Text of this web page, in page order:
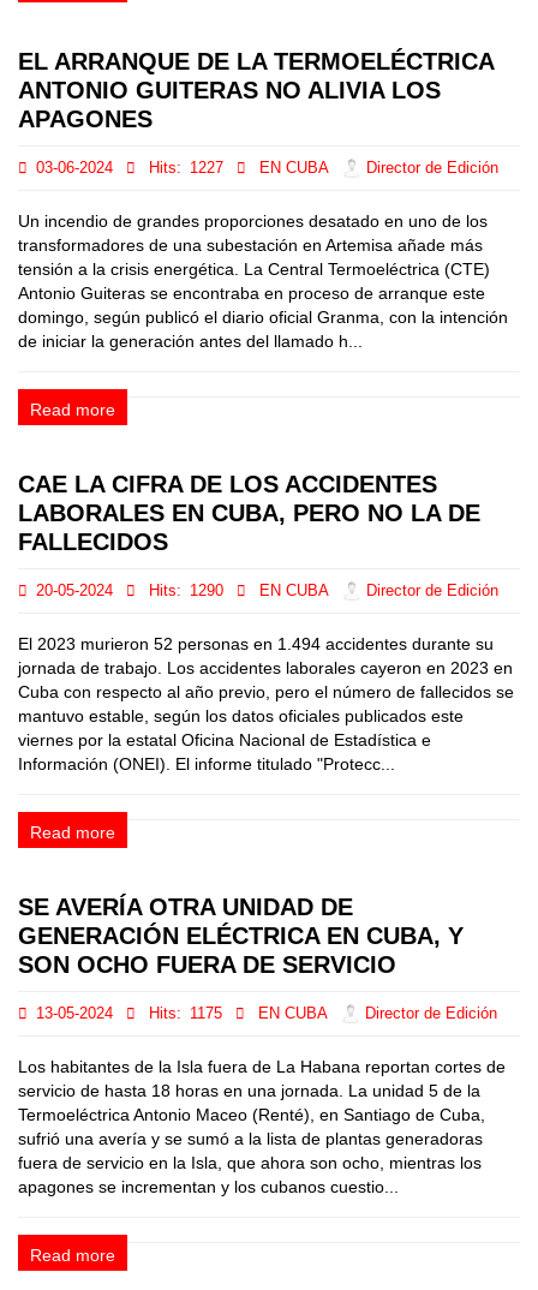
EL ARRANQUE DE LA TERMOELÉCTRICA
ANTONIO GUITERAS NO ALIVIA LOS
APAGONES
03-06-2024 Hits: 1227 EN CUBA Director de Edición
Un incendio de grandes proporciones desatado en uno de los
transformadores de una subestación en Artemisa añade más
tensión a la crisis energética. La Central Termoeléctrica (CTE)
Antonio Guiteras se encontraba en proceso de arranque este
domingo, según publicó el diario oficial Granma, con la intención
de iniciar la generación antes del llamado h...
Read more
CAE LA CIFRA DE LOS ACCIDENTES
LABORALES EN CUBA, PERO NO LA DE
FALLECIDOS
20-05-2024 Hits: 1290 EN CUBA Director de Edición
El 2023 murieron 52 personas en 1.494 accidentes durante su
jornada de trabajo. Los accidentes laborales cayeron en 2023 en
Cuba con respecto al año previo, pero el número de fallecidos se
mantuvo estable, según los datos oficiales publicados este
viernes por la estatal Oficina Nacional de Estadística e
Información (ONEI). El informe titulado "Protecc...
Read more
SE AVERÍA OTRA UNIDAD DE
GENERACIÓN ELÉCTRICA EN CUBA, Y
SON OCHO FUERA DE SERVICIO
13-05-2024 Hits: 1175 EN CUBA Director de Edición
Los habitantes de la Isla fuera de La Habana reportan cortes de
servicio de hasta 18 horas en una jornada. La unidad 5 de la
Termoeléctrica Antonio Maceo (Renté), en Santiago de Cuba,
sufrió una avería y se sumó a la lista de plantas generadoras
fuera de servicio en la Isla, que ahora son ocho, mientras los
apagones se incrementan y los cubanos cuestio...
Read more